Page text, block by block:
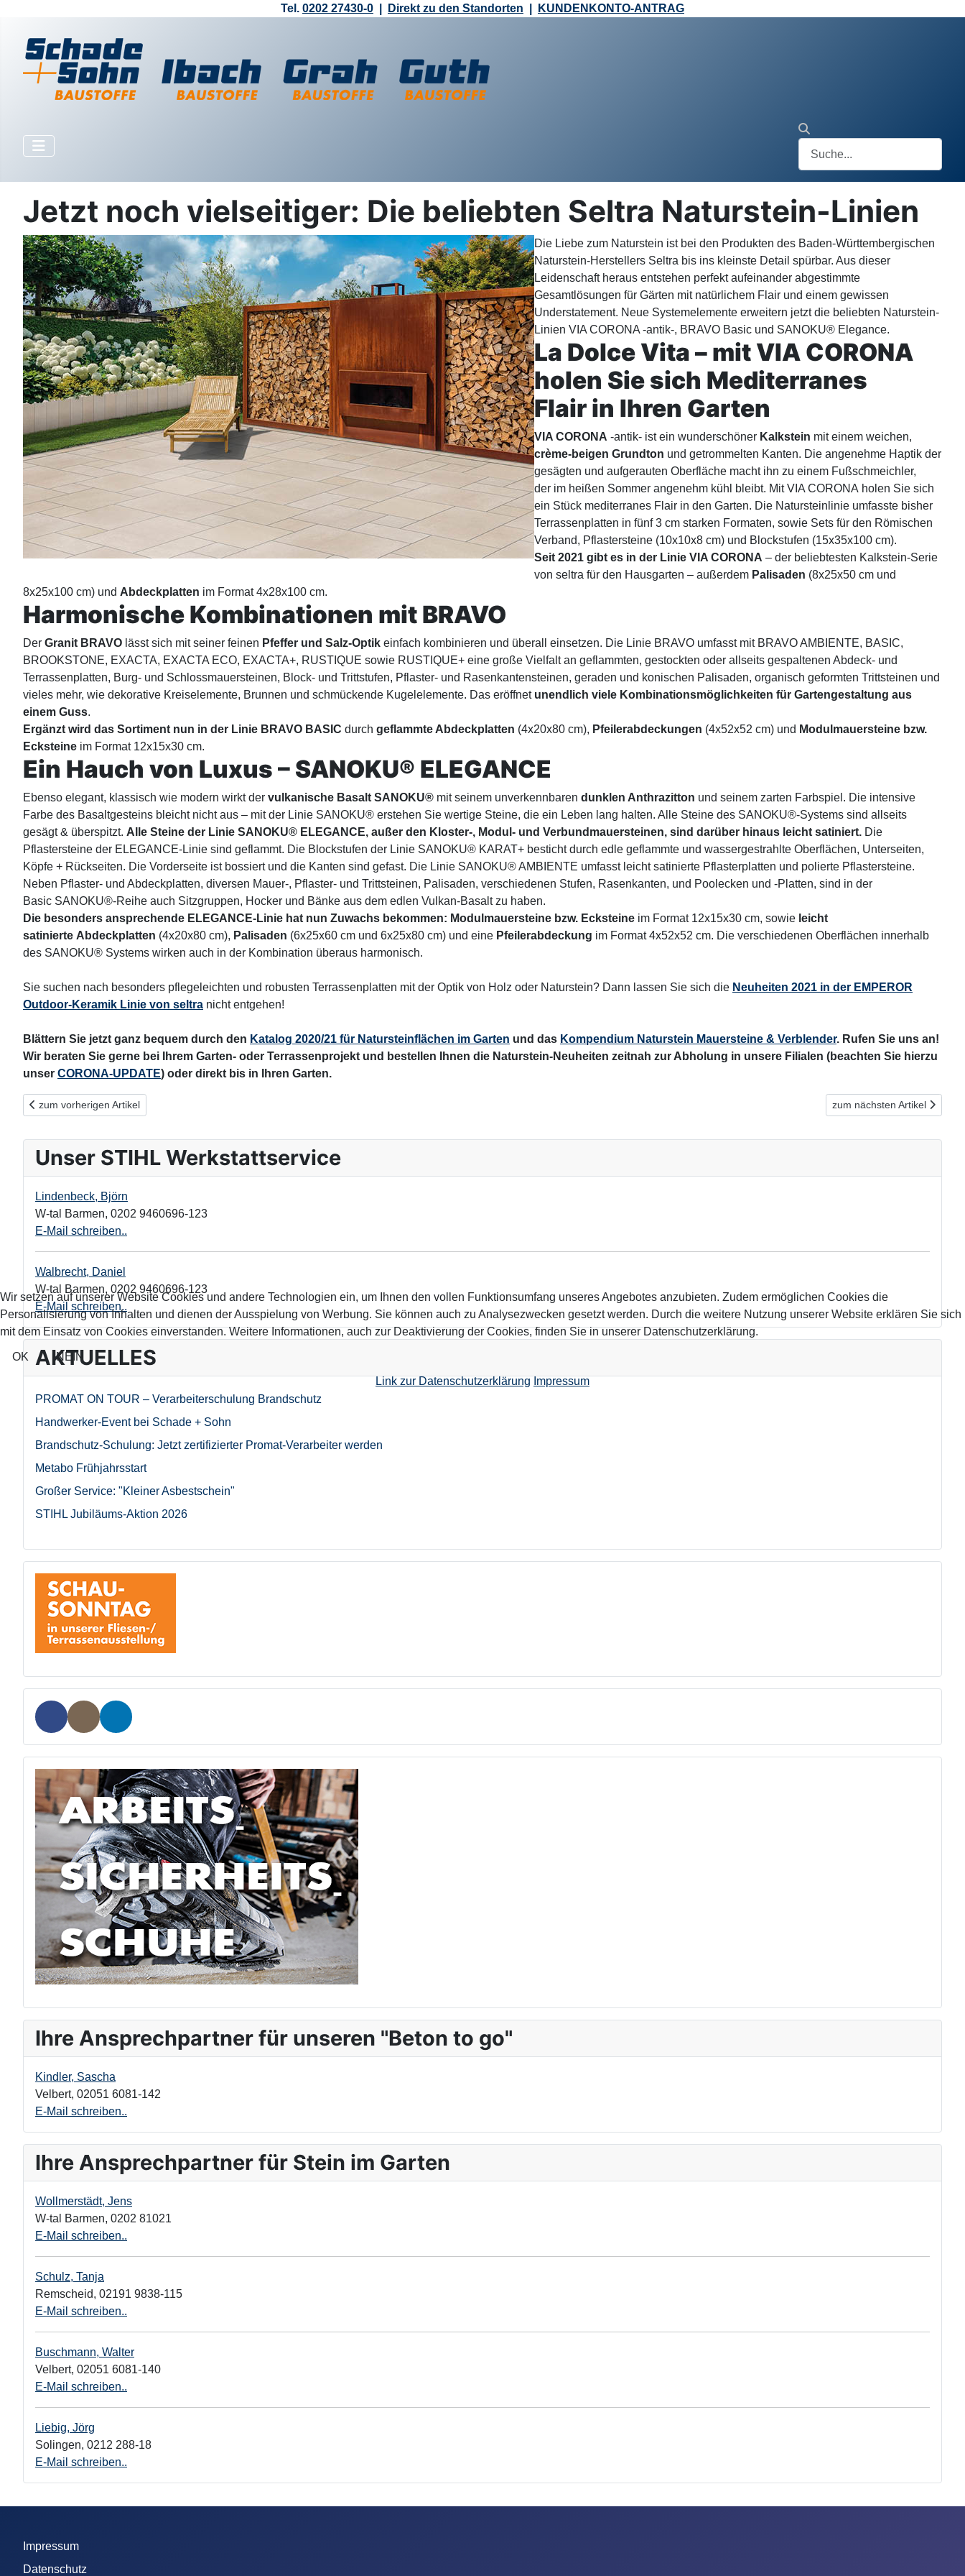
Tel. 0202 27430-0 Direkt zu den Standorten KUNDENKONTO-ANTRAG
Jetzt noch vielseitiger: Die beliebten Seltra Naturstein-Linien
Die Liebe zum Naturstein ist bei den Produkten des Baden-Württembergischen
Naturstein-Herstellers Seltra bis ins kleinste Detail spürbar. Aus dieser
Leidenschaft heraus entstehen perfekt aufeinander abgestimmte
Gesamtlösungen für Gärten mit natürlichem Flair und einem gewissen
Understatement. Neue Systemelemente erweitern jetzt die beliebten Naturstein-
Linien VIA CORONA -antik-, BRAVO Basic und SANOKU® Elegance.
La Dolce Vita – mit VIA CORONA
holen Sie sich Mediterranes
Flair in Ihren Garten
VIA CORONA -antik- ist ein wunderschöner Kalkstein mit einem weichen,
crème-beigen Grundton und getrommelten Kanten. Die angenehme Haptik der
gesägten und aufgerauten Oberfläche macht ihn zu einem Fußschmeichler,
der im heißen Sommer angenehm kühl bleibt. Mit VIA CORONA holen Sie sich
ein Stück mediterranes Flair in den Garten. Die Natursteinlinie umfasste bisher
Terrassenplatten in fünf 3 cm starken Formaten, sowie Sets für den Römischen
Verband, Pflastersteine (10x10x8 cm) und Blockstufen (15x35x100 cm).
Seit 2021 gibt es in der Linie VIA CORONA – der beliebtesten Kalkstein-Serie
von seltra für den Hausgarten – außerdem Palisaden (8x25x50 cm und
8x25x100 cm) und Abdeckplatten im Format 4x28x100 cm.
Harmonische Kombinationen mit BRAVO
Der Granit BRAVO lässt sich mit seiner feinen Pfeffer und Salz-Optik einfach kombinieren und überall einsetzen. Die Linie BRAVO umfasst mit BRAVO AMBIENTE, BASIC,
BROOKSTONE, EXACTA, EXACTA ECO, EXACTA+, RUSTIQUE sowie RUSTIQUE+ eine große Vielfalt an geflammten, gestockten oder allseits gespaltenen Abdeck- und
Terrassenplatten, Burg- und Schlossmauersteinen, Block- und Trittstufen, Pflaster- und Rasenkantensteinen, geraden und konischen Palisaden, organisch geformten Trittsteinen und
vieles mehr, wie dekorative Kreiselemente, Brunnen und schmückende Kugelelemente. Das eröffnet unendlich viele Kombinationsmöglichkeiten für Gartengestaltung aus
einem Guss.
Ergänzt wird das Sortiment nun in der Linie BRAVO BASIC durch geflammte Abdeckplatten (4x20x80 cm), Pfeilerabdeckungen (4x52x52 cm) und Modulmauersteine bzw.
Ecksteine im Format 12x15x30 cm.
Ein Hauch von Luxus – SANOKU® ELEGANCE
Ebenso elegant, klassisch wie modern wirkt der vulkanische Basalt SANOKU® mit seinem unverkennbaren dunklen Anthrazitton und seinem zarten Farbspiel. Die intensive
Farbe des Basaltgesteins bleicht nicht aus – mit der Linie SANOKU® erstehen Sie wertige Steine, die ein Leben lang halten. Alle Steine des SANOKU®-Systems sind allseits
gesägt & überspitzt. Alle Steine der Linie SANOKU® ELEGANCE, außer den Kloster-, Modul- und Verbundmauersteinen, sind darüber hinaus leicht satiniert. Die
Pflastersteine der ELEGANCE-Linie sind geflammt. Die Blockstufen der Linie SANOKU® KARAT+ besticht durch edle geflammte und wassergestrahlte Oberflächen, Unterseiten,
Köpfe + Rückseiten. Die Vorderseite ist bossiert und die Kanten sind gefast. Die Linie SANOKU® AMBIENTE umfasst leicht satinierte Pflasterplatten und polierte Pflastersteine.
Neben Pflaster- und Abdeckplatten, diversen Mauer-, Pflaster- und Trittsteinen, Palisaden, verschiedenen Stufen, Rasenkanten, und Poolecken und -Platten, sind in der
Basic SANOKU®-Reihe auch Sitzgruppen, Hocker und Bänke aus dem edlen Vulkan-Basalt zu haben.
Die besonders ansprechende ELEGANCE-Linie hat nun Zuwachs bekommen: Modulmauersteine bzw. Ecksteine im Format 12x15x30 cm, sowie leicht
satinierte Abdeckplatten (4x20x80 cm), Palisaden (6x25x60 cm und 6x25x80 cm) und eine Pfeilerabdeckung im Format 4x52x52 cm. Die verschiedenen Oberflächen innerhalb
des SANOKU® Systems wirken auch in der Kombination überaus harmonisch.
Sie suchen nach besonders pflegeleichten und robusten Terrassenplatten mit der Optik von Holz oder Naturstein? Dann lassen Sie sich die Neuheiten 2021 in der EMPEROR
Outdoor-Keramik Linie von seltra nicht entgehen!
Blättern Sie jetzt ganz bequem durch den Katalog 2020/21 für Natursteinflächen im Garten und das Kompendium Naturstein Mauersteine & Verblender. Rufen Sie uns an!
Wir beraten Sie gerne bei Ihrem Garten- oder Terrassenprojekt und bestellen Ihnen die Naturstein-Neuheiten zeitnah zur Abholung in unsere Filialen (beachten Sie hierzu
unser CORONA-UPDATE) oder direkt bis in Ihren Garten.
Vorheriger Beitrag: Galanda® - hier stimmen Qualität und Preis
zum vorherigen Artikel Nächster Beitrag: Outdoor-
zum nächsten Artikel
Unser STIHL Werkstattservice
Lindenbeck, Björn
W-tal Barmen, 0202 9460696-123
E-Mail schreiben..
Walbrecht, Daniel
W-tal Barmen, 0202 9460696-123
E-Mail schreiben..
AKTUELLES
PROMAT ON TOUR – Verarbeiterschulung Brandschutz
Handwerker-Event bei Schade + Sohn
Brandschutz-Schulung: Jetzt zertifizierter Promat-Verarbeiter werden
Metabo Frühjahrsstart
Großer Service: "Kleiner Asbestschein"
STIHL Jubiläums-Aktion 2026
Ihre Ansprechpartner für unseren "Beton to go"
Kindler, Sascha
Velbert, 02051 6081-142
E-Mail schreiben..
Ihre Ansprechpartner für Stein im Garten
Wollmerstädt, Jens
W-tal Barmen, 0202 81021
E-Mail schreiben..
Schulz, Tanja
Remscheid, 02191 9838-115
E-Mail schreiben..
Buschmann, Walter
Velbert, 02051 6081-140
E-Mail schreiben..
Liebig, Jörg
Solingen, 0212 288-18
E-Mail schreiben..
Impressum
Datenschutz
Wir setzen auf unserer Website Cookies und andere Technologien ein, um Ihnen den vollen Funktionsumfang unseres Angebotes anzubieten. Zudem ermöglichen Cookies die
Personalisierung von Inhalten und dienen der Ausspielung von Werbung. Sie können auch zu Analysezwecken gesetzt werden. Durch die weitere Nutzung unserer Website erklären Sie sich
mit dem Einsatz von Cookies einverstanden. Weitere Informationen, auch zur Deaktivierung der Cookies, finden Sie in unserer Datenschutzerklärung.
OK NEIN
Link zur Datenschutzerklärung Impressum